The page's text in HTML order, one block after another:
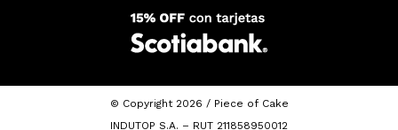
© Copyright 2026 / Piece of Cake
INDUTOP S.A. – RUT 211858950012